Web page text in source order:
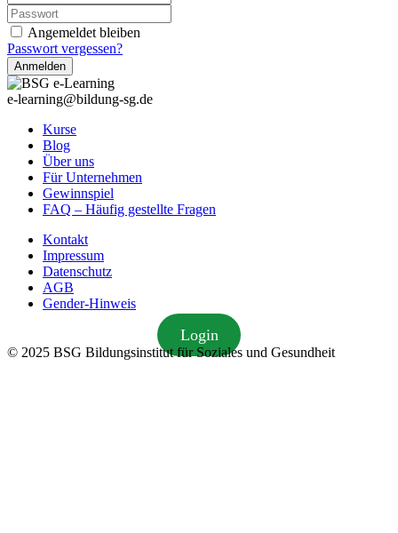
Angemeldet bleiben
Passwort vergessen?
Anmelden
e-learning@bildung-sg.de
Kurse
Blog
Über uns
Für Unternehmen
Gewinnspiel
FAQ – Häufig gestellte Fragen
Kontakt
Impressum
Datenschutz
AGB
Gender-Hinweis
Login
© 2025 BSG Bildungsinstitut für Soziales und Gesundheit